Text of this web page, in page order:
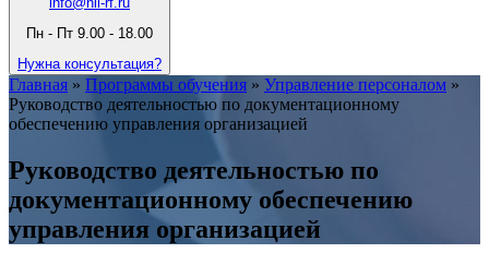
Пн - Пт 9.00 - 18.00
Нужна консультация?
Главная » Программы обучения » Управление персоналом »
Руководство деятельностью по документационному
обеспечению управления организацией
Руководство деятельностью по
документационному обеспечению
управления организацией